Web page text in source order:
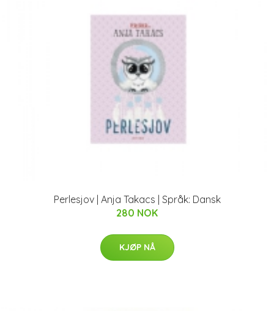
Perlesjov | Anja Takacs | Språk: Dansk
280 NOK
KJØP NÅ